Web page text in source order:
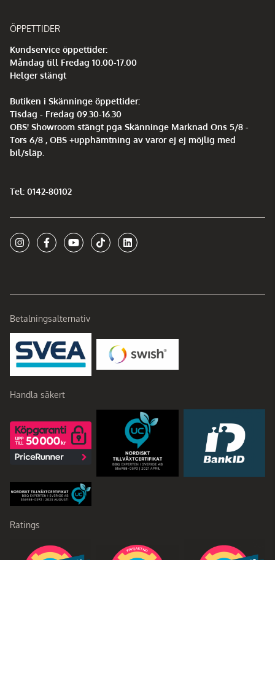
ÖPPETTIDER
Kundservice öppettider:
Måndag till Fredag 10.00-17.00
Helger stängt
Butiken i Skänninge öppettider:
Tisdag - Fredag 09.30-16.30
OBS! Showroom stängt pga Skänninge Marknad Ons 5/8 -
Tors 6/8 , OBS +upphämtning av varor ej ej möjlig med
bil/släp.
Tel: 0142-80102
Betalningsalternativ
Handla säkert
Ratings